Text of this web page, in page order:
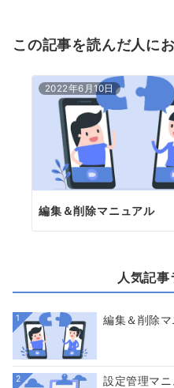
この記事を読んだ人に
2022年6月10日
編集＆削除マニュアル
人気記
1 編集＆削除
2 設定管理マ